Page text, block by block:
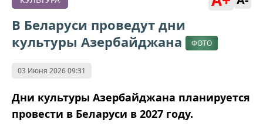
В Беларуси проведут дни
культуры Азербайджана
ФОТО
03 Июня 2026 09:31
Дни культуры Азербайджана планируется
провести в Беларуси в 2027 году.